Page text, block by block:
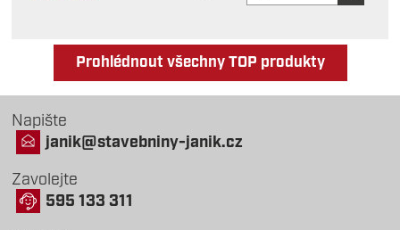
Prohlédnout všechny TOP produkty
Napište
janik@stavebniny-janik.cz
Zavolejte
595 133 311